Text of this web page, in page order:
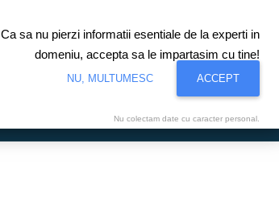
Ca sa nu pierzi informatii esentiale de la experti in
domeniu, accepta sa le impartasim cu tine!
NU, MULTUMESC ACCEPT
Nu colectam date cu caracter personal.